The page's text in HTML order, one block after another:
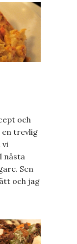
och
en trevlig
vi
nästa
Sen
och jag